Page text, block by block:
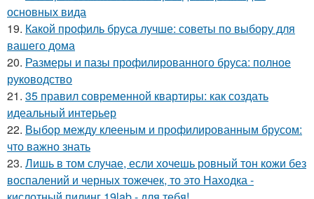
основных вида
19. Какой профиль бруса лучше: советы по выбору для
вашего дома
20. Размеры и пазы профилированного бруса: полное
руководство
21. 35 правил современной квартиры: как создать
идеальный интерьер
22. Выбор между клееным и профилированным брусом:
что важно знать
23. Лишь в том случае, если хочешь ровный тон кожи без
воспалений и черных тожечек, то это Находка -